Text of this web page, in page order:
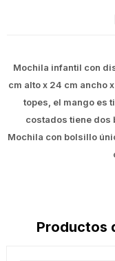
Mochila infantil con
cm alto x 24 cm ancho
topes, el mango es
costados tiene dos
Mochila con bolsillo
Productos